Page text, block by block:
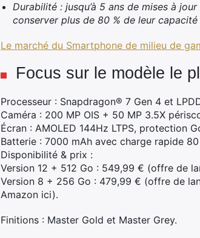
Durabilité : jusqu’à 5 ans de mises à
conserver plus de 80 % de leur
Le marché du Smartphone de milieu de
Focus sur le modèle le
Processeur : Snapdragon® 7 Gen 4 et
Caméra : 200 MP OIS + 50 MP 3.5X
Écran : AMOLED 144Hz LTPS, protection
Batterie : 7000 mAh avec charge rapide 80
Disponibilité & prix :
Version 12 + 512 Go : 549,99 € (offre de
Version 8 + 256 Go : 479,99 € (offre de
Amazon ici).
Finitions : Master Gold et Master Grey.